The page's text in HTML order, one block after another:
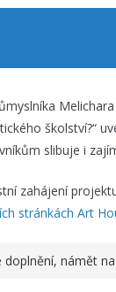
školství?“
slibuje i
zahájení
stránkách Art
doplnění, námět